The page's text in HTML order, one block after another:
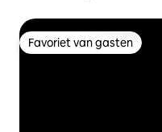
Favoriet van gasten
Favoriet van gasten